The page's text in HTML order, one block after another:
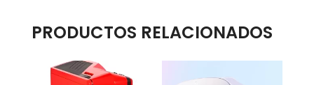
PRODUCTOS RELACIONADOS